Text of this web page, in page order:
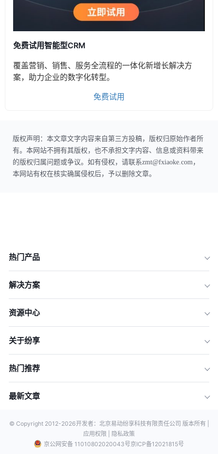
免费试用智能型CRM
覆盖营销、销售、服务全流程的一体化新增长解决方
案，助力企业的数字化转型。
免费试用
版权声明：本文章文字内容来自第三方投稿，版权归原始作者所
有。本网站不拥有其版权，也不承担文字内容、信息或资料带来
的版权归属问题或争议。如有侵权，请联系zmt@fxiaoke.com，
本网站有权在核实确属侵权后，予以删除文章。
热门产品
解决方案
资源中心
关于纷享
热门推荐
最新文章
© Copyright 2012-2026开发者：北京易动纷享科技有限责任公司 版本所有 |
应用权限 |
隐私政策
京公网安备 11010802020043号京ICP备12021815号